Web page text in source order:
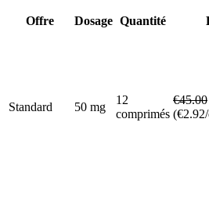
Offre Dosage Quantité
Standard 50 mg
12
comprimés
€45.00